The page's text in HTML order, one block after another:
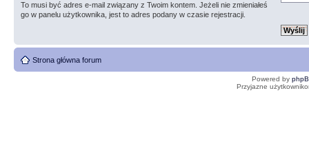
To musi być adres e-mail związany z Twoim kontem. Jeżeli nie zmieniałeś
go w panelu użytkownika, jest to adres podany w czasie rejestracji.
Strona główna forum
Powered by
Przyjazne